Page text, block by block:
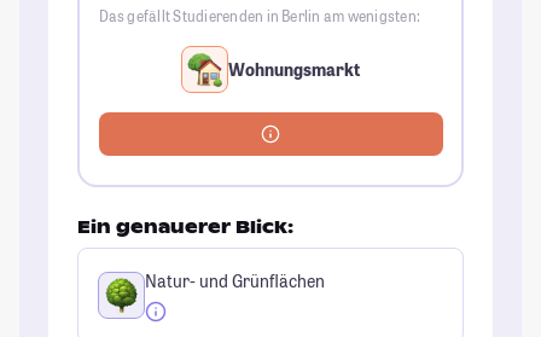
Das gefällt Studierenden in Berlin am wenigsten:
Wohnungsmarkt
Ein genauerer Blick:
Natur- und Grünflächen